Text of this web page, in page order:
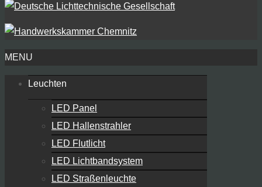
MENU
Leuchten
LED Panel
LED Hallenstrahler
LED Flutlicht
LED Lichtbandsystem
LED Straßenleuchte